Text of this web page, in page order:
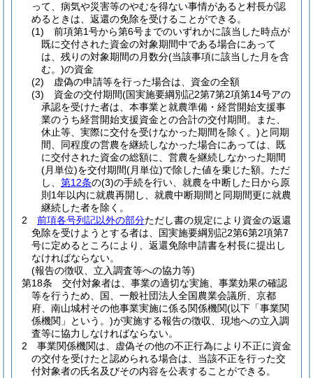
って、病気や災害等のやむを得ない事情があると村長が認
めるときは、返還の免除を受けることができる。
(1)
前項第1号から第6号までのいずれかに該当した時点が
既に交付された資金の対象期間中である場合にあって
は、残りの対象期間の月数分(当該事項に該当した月を含
む。)の資金
(2)
虚偽の申請等を行った場合は、資金の全額
(3)
資金の交付期間(国実施要綱別記2第7第2項第14号アの
承認を受けた者は、本事業と就農準備・経営開始支援事
業のうち経営開始支援資金との合計の交付期間。また、
休止等、実際に交付を受けなかった期間を除く。)と同期
間、同程度の営農を継続しなかった場合にあっては、既
に交付された資金の総額に、営農を継続しなかった期間
(月単位)を交付期間(月単位)で除した値を乗じた額。 ただ
し、 第12条の(3)の手続を行い、就農を中断した日から原
則1年以内に就農再開し、就農中断期間と同期間更に就農
継続した者を除く。
2
前項各号列記以外の部分ただし書の規定により資金の返還
免除を受けようとする者は、国実施要綱別記2第6第2項第7
号に定めるところにより、返還免除申請書を村長に提出し
なければならない。
(報告の徴収、立入調査等への協力等)
第18条
交付対象者は、事業の適切な実施、事業効果の確認
等を行うため、国、一般社団法人全国農業会議所、京都
府、南山城村その他事業実施に係る関係機関(以下「事業関
係機関」という。)が実施する報告の徴収、現地への立入調
査等に協力しなければならない。
2
事業関係機関は、虚偽その他の不正行為により不正に資金
の交付を受けたと認められる場合は、当該不正を行った交
付対象者の氏名及びその内容を公表することができる。